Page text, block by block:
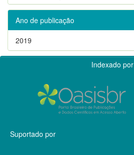
Ano de publicação
2019
Indexado por
Suportado por